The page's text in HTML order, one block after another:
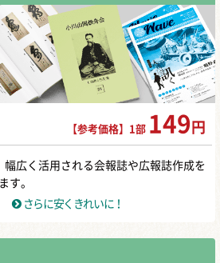
【参考価格】1部 149 円
広く活用される会報誌や広報誌作成を
す。
さらに安くきれいに！